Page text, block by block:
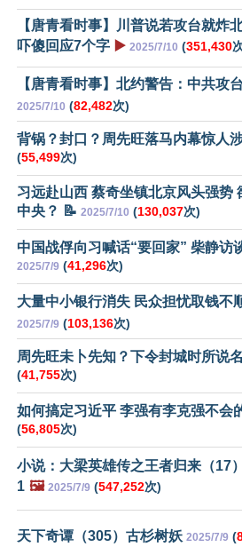
【唐青看时事】川普说若攻台就炸
吓傻回应7个字 ▶️ 2025/7/10 (351,430
【唐青看时事】北约警告：中共攻
2025/7/10 (82,482次)
背锅？封口？周先旺落马内幕惊人
(55,499次)
习远赴山西 蔡奇坐镇北京风头强势
中央？ 📝 2025/7/10 (130,037次)
中国战俘向习喊话“要回家” 柴静访
2025/7/9 (41,296次)
大量中小银行消失 民众担忧取钱不
2025/7/9 (103,136次)
周先旺未卜先知？下令封城时所说
(41,755次)
如何搞定习近平 李强有李克强不会
(56,805次)
小说：大梁英雄传之王者归来（17
1 🖼️ 2025/7/9 (547,252次)
天下奇谭（305）古杉树妖 2025/7/9 (